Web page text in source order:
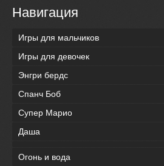
Навигация
Игры для мальчиков
Игры для девочек
Энгри бердс
Спанч Боб
Супер Марио
Даша
Огонь и вода